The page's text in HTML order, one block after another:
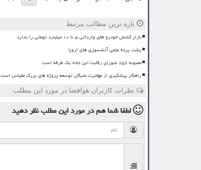
تازه ترین مطالب مرتبط
بازار کشش خودرو های وارداتی ۵ تا ۱۰ میلیارد تومانی را ندارد
پشت پرده علمی آتشسوزی های اروپا
مصوبه ۸۵۶ شورای رقابت این جاده یک طرفه است
راهکار پیشگیری از مهاجرت نخبگان توسعه پروژه های بزرگ مقیاس است
نظرات کاربران هوافضا در مورد این مطلب
لطفا شما همدر مورد این مطلبنظر دهید